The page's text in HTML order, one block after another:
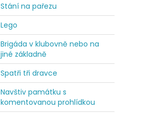
Stání na pařezu
Lego
Brigáda v klubovně nebo na
jiné základně
Spatři tři dravce
Navštiv památku s
komentovanou prohlídkou